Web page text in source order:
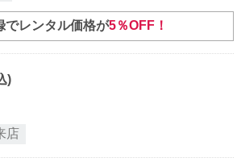
でレンタル価格が5％OFF！
)
店